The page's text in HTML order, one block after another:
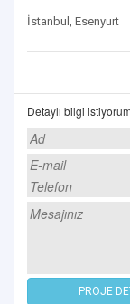
İstanbul, Esenyurt
Detaylı bilgi istiyorum
PROJE